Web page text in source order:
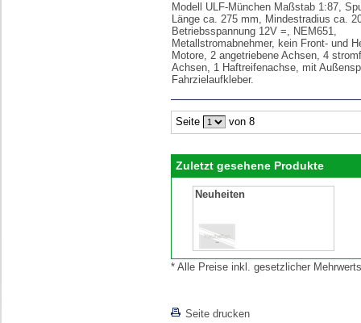
Modell ULF-München Maßstab 1:87,
Länge ca. 275 mm, Mindestradius ca.
Betriebsspannung 12V =, NEM651,
Metallstromabnehmer, kein Front- und
Motore, 2 angetriebene Achsen, 4
Achsen, 1 Haftreifenachse, mit
Fahrzielaufkleber.
Seite von 8
Zuletzt gesehene Produkte
Neuheiten
* Alle Preise inkl. gesetzlicher
Seite drucken